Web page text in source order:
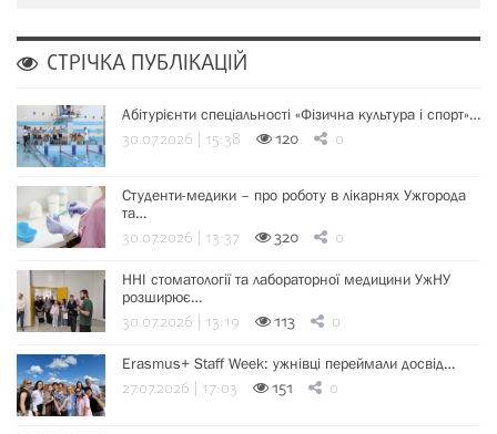
СТРІЧКА ПУБЛІКАЦІЙ
Абітурієнти спеціальності «Фізична культура і спорт»…
30.07.2026 | 15:38 120 0
Студенти-медики – про роботу в лікарнях Ужгорода
та…
30.07.2026 | 13:37 320 0
ННІ стоматології та лабораторної медицини УжНУ
розширює…
30.07.2026 | 13:19 113 0
Erasmus+ Staff Week: ужнівці переймали досвід…
27.07.2026 | 17:03 151 0